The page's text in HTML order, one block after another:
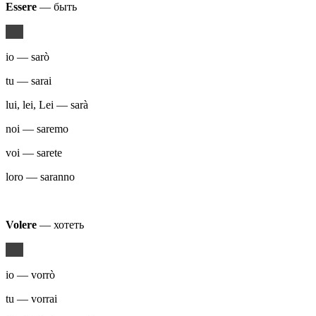
Essere — быть
io — sarò
tu — sarai
lui, lei, Lei — sarà
noi — saremo
voi — sarete
loro — saranno
Volere — хотеть
io — vorrò
tu — vorrai